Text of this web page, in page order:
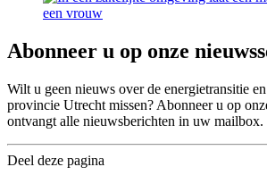
Abonneer u op onze
Wilt u geen nieuws over de energietransitie
provincie Utrecht missen? Abonneer u op
ontvangt alle nieuwsberichten in uw mailbox.
Deel deze pagina